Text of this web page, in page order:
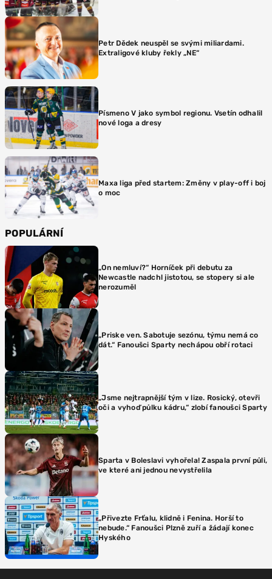
Petr Dědek neuspěl se svými miliardami.
Extraligové kluby řekly „NE“
Písmeno V jako symbol regionu. Vsetín odhalil
nové loga a dresy
Maxa liga před startem: Změny v play-off i boj
o moc
POPULÁRNÍ
„On nemluví?“ Horníček při debutu za
Newcastle nadchl jistotou, se stopery si ale
nerozuměl
„Priske ven. Sabotuje sezónu, týmu nemá co
dát.“ Fanoušci Sparty nechápou obří rotaci
„Jsme nejtrapnější tým v lize. Rosický, otevři
oči a vyhoď půlku kádru,“ zlobí fanoušci Sparty
Sparta v Boleslavi vyhořela! Zaspala první půli,
ve které ani jednou nevystřelila
„Přivezte Frťalu, klidně i Fenina. Horší to
nebude.“ Fanoušci Plzně zuří a žádají konec
Hyského